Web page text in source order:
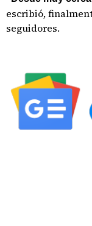
escribió,
seguidores.